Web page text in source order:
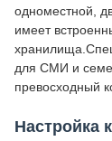
одноместной,
имеет
для СМИ и
превосходный
Настройка